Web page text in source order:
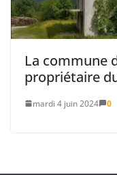
La commune
propriétaire
mardi 4 juin 2024 0